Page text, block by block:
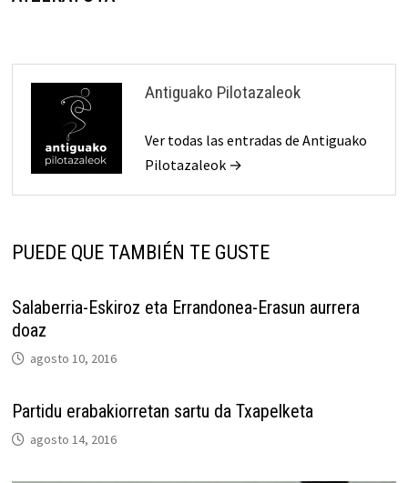
Antiguako Pilotazaleok
Ver todas las entradas de Antiguako
Pilotazaleok →
PUEDE QUE TAMBIÉN TE GUSTE
Salaberria-Eskiroz eta Errandonea-Erasun aurrera
doaz
agosto 10, 2016
Partidu erabakiorretan sartu da Txapelketa
agosto 14, 2016